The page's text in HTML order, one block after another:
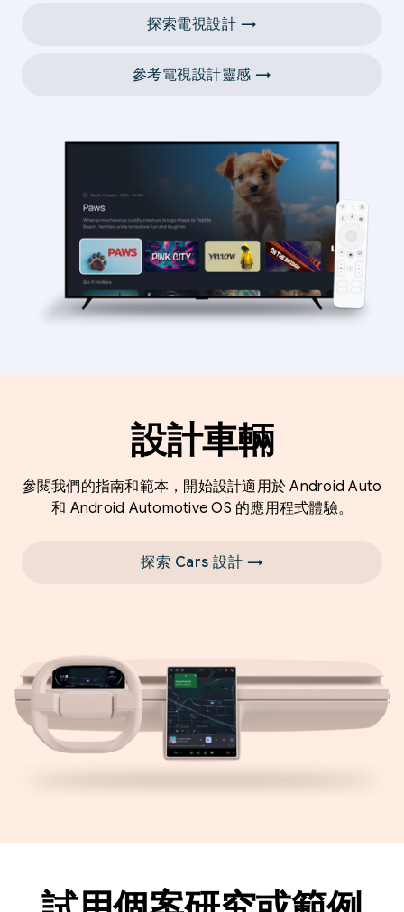
探索電視設計 →
參考電視設計靈感 →
設計車輛
參閱我們的指南和範本，開始設計適用於 Android Auto
和 Android Automotive OS 的應用程式體驗。
探索 Cars 設計 →